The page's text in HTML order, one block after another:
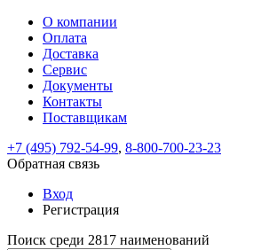
ВходРегистрация
Только
test@example.com
отправлена
по
ней
для
регистрации.
Ок
Только
Восстановление
пароля
Заполните
форму.
Мы
отправим
ссылку
на
указанный
На
вашу
test@test.ru
отправлена
ссылка.
Перейдите
Введите
новый
пароль
Пароль
успешно
Войти
Обратная
связь
Сообщение
Ваше
сообщение
успешно
О компании
Оплата
Доставка
Сервис
Документы
Контакты
Поставщикам
+7 (495) 792-54-99, 8-800-700-23-23
Обратная связь
Вход
Регистрация
Поиск среди 2817 наименований